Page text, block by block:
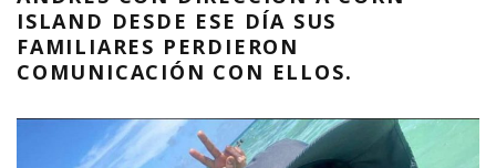
ISLAND DESDE ESE DÍA SUS
FAMILIARES PERDIERON
COMUNICACIÓN CON ELLOS.